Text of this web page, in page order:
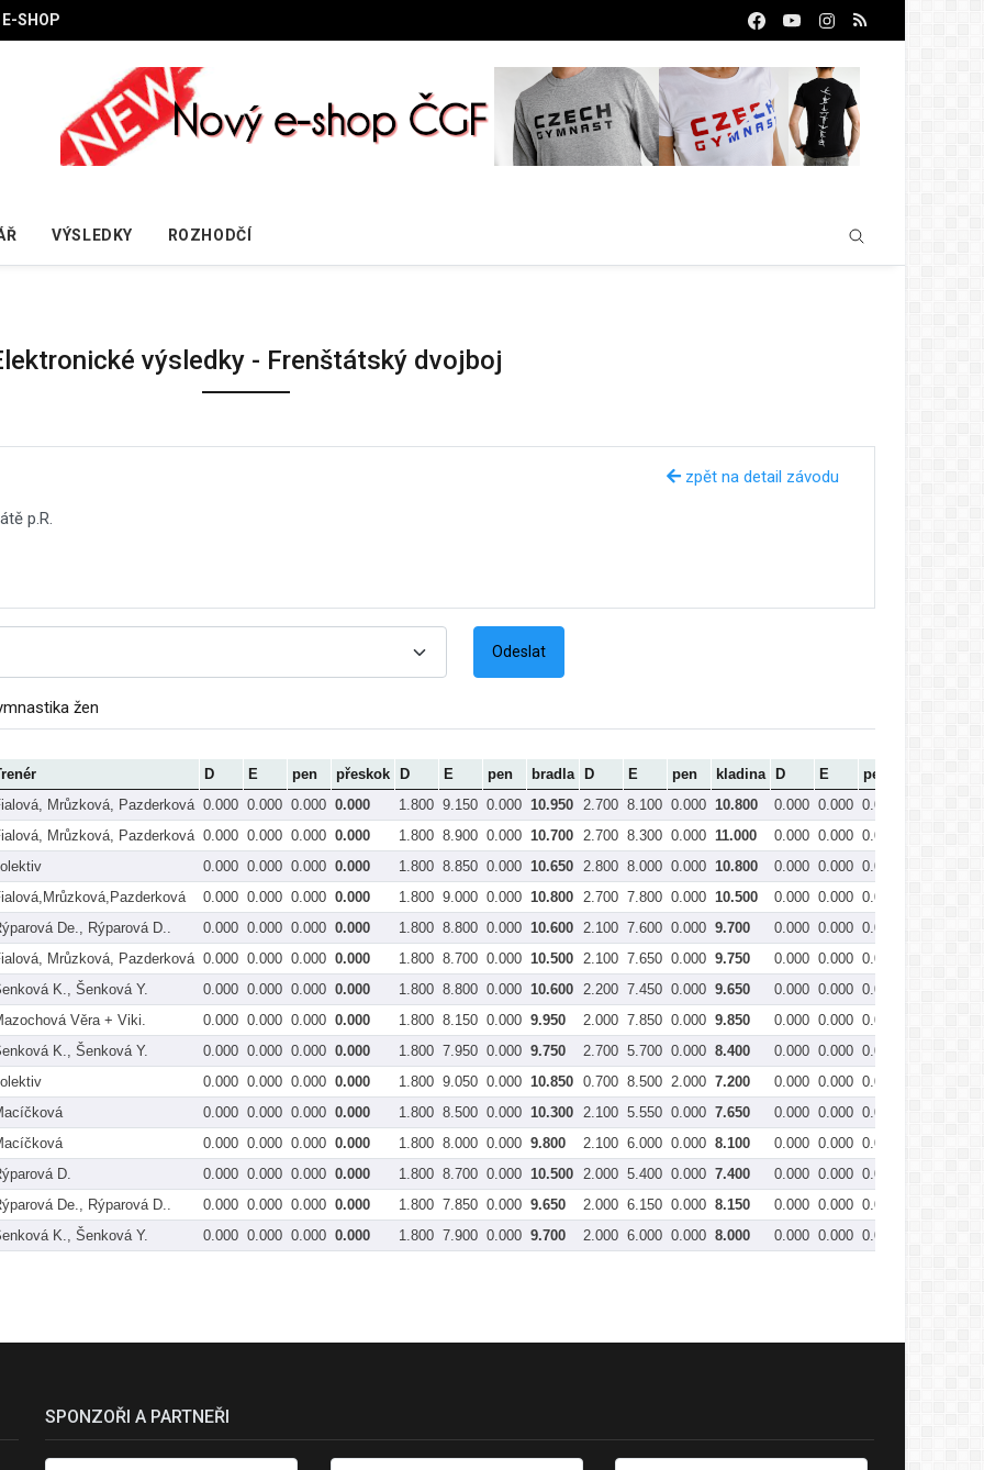
E-SHOP
VÝSLEDKY ROZHODČÍ
výsledky - Frenštátský dvojboj
zpět na detail závodu
p.R.
žen
D E pen přeskok D E pen bradla D E pen kladina D E pen
Mrůzková, Pazderková 0.000 0.000 0.000 0.000 1.800 9.150 0.000 10.950 2.700 8.100 0.000 10.800 0.000 0.000 0.000
Mrůzková, Pazderková 0.000 0.000 0.000 0.000 1.800 8.900 0.000 10.700 2.700 8.300 0.000 11.000 0.000 0.000 0.000
0.000 0.000 0.000 0.000 1.800 8.850 0.000 10.650 2.800 8.000 0.000 10.800 0.000 0.000 0.000
0.000 0.000 0.000 0.000 1.800 9.000 0.000 10.800 2.700 7.800 0.000 10.500 0.000 0.000 0.000
De., Rýparová D..
0.000 0.000 0.000 0.000 1.800 8.800 0.000 10.600 2.100 7.600 0.000 9.700 0.000 0.000 0.000
Mrůzková, Pazderková 0.000 0.000 0.000 0.000 1.800 8.700 0.000 10.500 2.100 7.650 0.000 9.750 0.000 0.000 0.000
K., Šenková Y.
0.000 0.000 0.000 0.000 1.800 8.800 0.000 10.600 2.200 7.450 0.000 9.650 0.000 0.000 0.000
Věra + Viki.
0.000 0.000 0.000 0.000 1.800 8.150 0.000 9.950 2.000 7.850 0.000 9.850 0.000 0.000 0.000
K., Šenková Y.
0.000 0.000 0.000 0.000 1.800 7.950 0.000 9.750 2.700 5.700 0.000 8.400 0.000 0.000 0.000
0.000 0.000 0.000 0.000 1.800 9.050 0.000 10.850 0.700 8.500 2.000 7.200 0.000 0.000 0.000
0.000 0.000 0.000 0.000 1.800 8.500 0.000 10.300 2.100 5.550 0.000 7.650 0.000 0.000 0.000
0.000 0.000 0.000 0.000 1.800 8.000 0.000 9.800 2.100 6.000 0.000 8.100 0.000 0.000 0.000
D.
0.000 0.000 0.000 0.000 1.800 8.700 0.000 10.500 2.000 5.400 0.000 7.400 0.000 0.000 0.000
De., Rýparová D..
0.000 0.000 0.000 0.000 1.800 7.850 0.000 9.650 2.000 6.150 0.000 8.150 0.000 0.000 0.000
K., Šenková Y.
0.000 0.000 0.000 0.000 1.800 7.900 0.000 9.700 2.000 6.000 0.000 8.000 0.000 0.000 0.000
SPONZOŘI A PARTNEŘI